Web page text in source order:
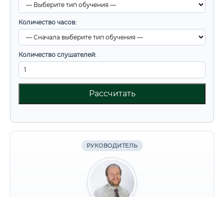
Количество часов:
Количество слушателей:
Рассчитать
РУКОВОДИТЕЛЬ